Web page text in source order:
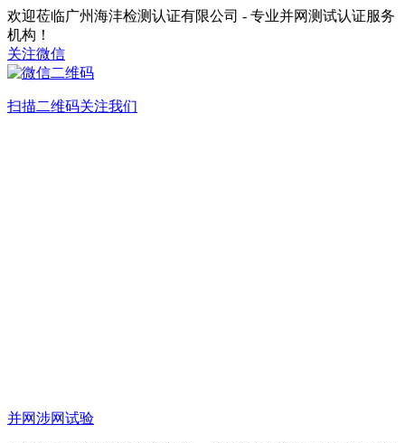
欢迎莅临广州海沣检测认证有限公司 - 专业并网测试认证服务
机构！
关注微信
扫描二维码关注我们
并网涉网试验